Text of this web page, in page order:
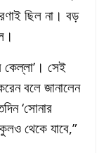
ছিল না। বড়
কেল্লা’। সেই
বলে জানালেন
‘সোনার
থেকে যাবে,”